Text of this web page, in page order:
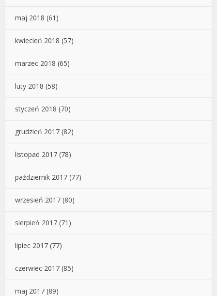
maj 2018 (61)
kwiecień 2018 (57)
marzec 2018 (65)
luty 2018 (58)
styczeń 2018 (70)
grudzień 2017 (82)
listopad 2017 (78)
październik 2017 (77)
wrzesień 2017 (80)
sierpień 2017 (71)
lipiec 2017 (77)
czerwiec 2017 (85)
maj 2017 (89)